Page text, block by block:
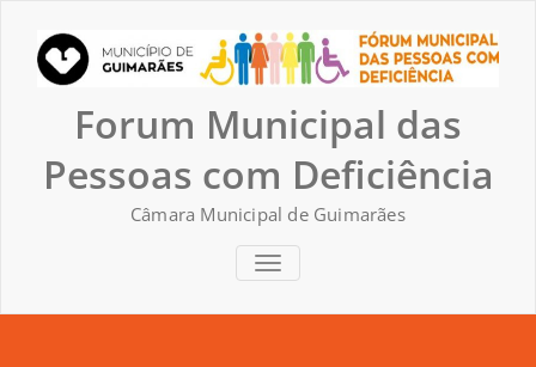
content
Forum Municipal das
Pessoas com Deficiência
Câmara Municipal de Guimarães
TOGGLE NAVIGATION